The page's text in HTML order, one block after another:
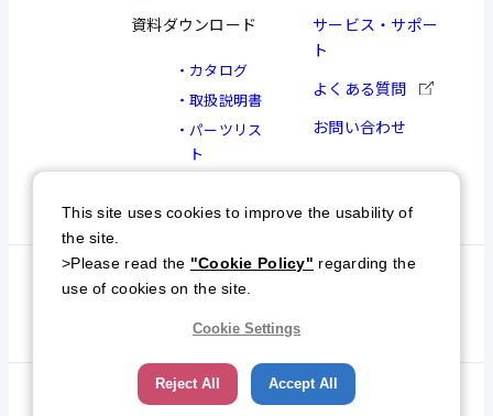
資料ダウンロード
カタログ
取扱説明書
パーツリス
ト
サービス・サポー
ト
よくある質問
お問い合わせ
個人情報保護方針
© NKC All Rights Reserved.
This site uses cookies to improve the usability of
the site.
>Please read the "Cookie Policy" regarding the
use of cookies on the site.
Cookie Settings
Reject All Accept All